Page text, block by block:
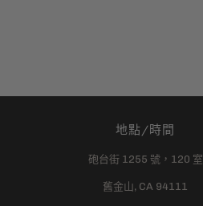
地點/時間
砲台街 1255 號，120 室
舊金山, CA 94111